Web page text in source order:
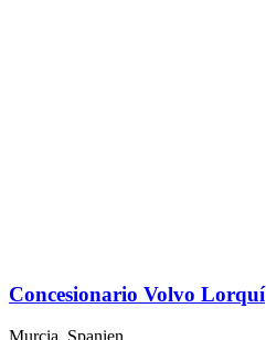
Concesionario Volvo Lorquí